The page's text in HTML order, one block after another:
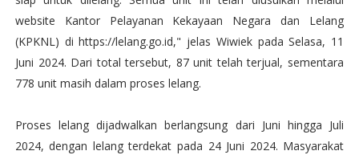
website Kantor Pelayanan Kekayaan Negara dan Lelang
(KPKNL) di https://lelang.go.id," jelas Wiwiek pada Selasa, 11
Juni 2024. Dari total tersebut, 87 unit telah terjual, sementara
778 unit masih dalam proses lelang.
Proses lelang dijadwalkan berlangsung dari Juni hingga Juli
2024, dengan lelang terdekat pada 24 Juni 2024. Masyarakat